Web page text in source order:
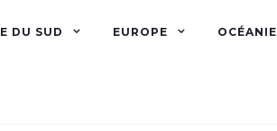
DU SUD EUROPE OCÉANIE